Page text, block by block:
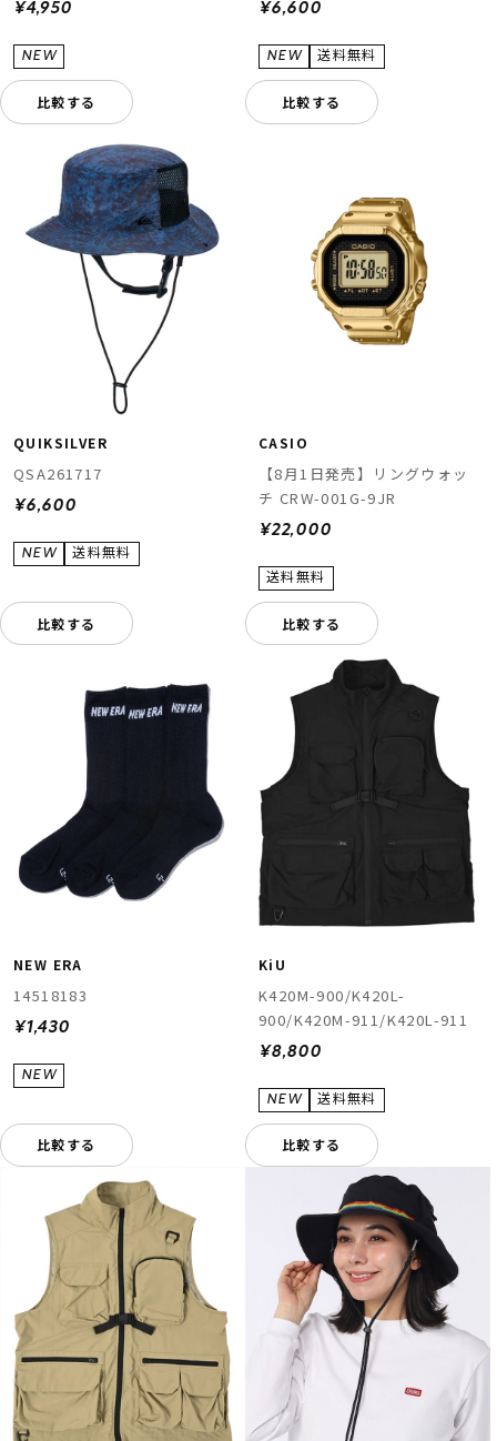
¥4,950
比較する
¥6,600
比較する
QUIKSILVER
QSA261717
¥6,600
比較する
CASIO
【8月1日発売】リングウォッ
チ CRW-001G-9JR
¥22,000
比較する
NEW ERA
14518183
¥1,430
比較する
KiU
K420M-900/K420L-
900/K420M-911/K420L-911
¥8,800
比較する